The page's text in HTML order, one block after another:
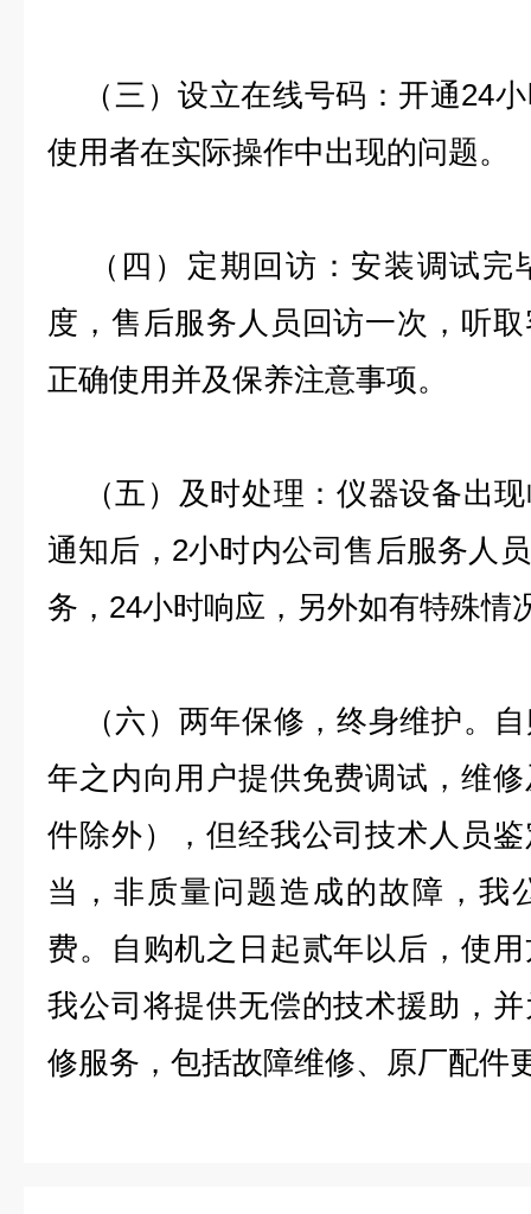
（三）设立在线号码：开通24
使用者在实际操作中出现的问题。
（四）定期回访：安装调试完
度，售后服务人员回访一次，听
正确使用并及保养注意事项。
（五）及时处理：仪器设备出
通知后，2小时内公司售后服务人
务，24小时响应，另外如有特殊情
（六）两年保修，终身维护。
年之内向用户提供免费调试，维
件除外），但经我公司技术人员
当，非质量问题造成的故障，我
费。自购机之日起贰年以后，使
我公司将提供无偿的技术援助，
修服务，包括故障维修、原厂配件